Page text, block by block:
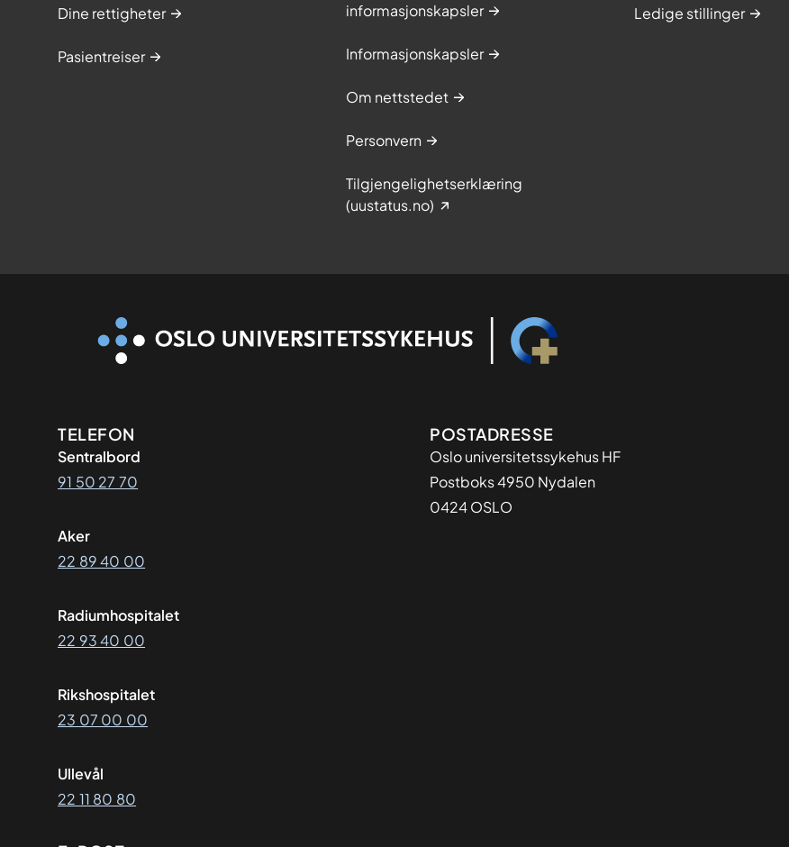
Dine rettigheter
Pasientreiser
informasjonskapsler
Informasjonskapsler
Om nettstedet
Personvern
Tilgjengelighetserklæring
(uustatus.no)
Ledige stillinger
Kontaktinformasjon
TELEFON
Sentralbord
91 50 27 70
Aker
22 89 40 00
Radiumhospitalet
22 93 40 00
Rikshospitalet
23 07 00 00
Ullevål
22 11 80 80
Adresse
POSTADRESSE
Oslo universitetssykehus HF
Postboks 4950 Nydalen
0424 OSLO